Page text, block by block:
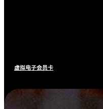
虚拟电子会员卡